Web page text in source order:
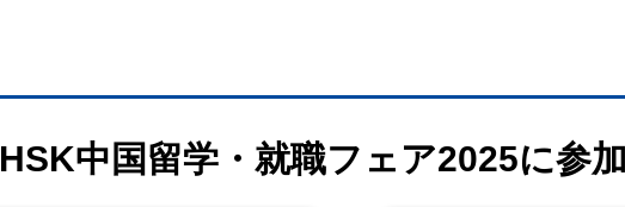
HSK中国留学・就職フェア2025に参